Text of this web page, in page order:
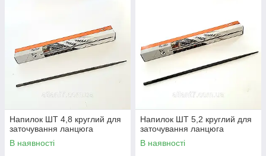
Напилок ШТ 4,8 круглий для
заточування ланцюга
В наявності
Напилок ШТ 5,2 круглий для
заточування ланцюга
В наявності